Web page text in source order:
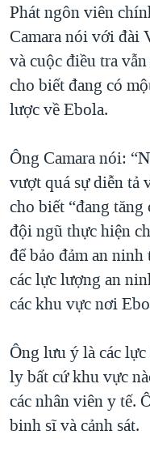
Phát ngôn viên
Camara nói với đài
và cuộc điều tra
cho biết đang có
lược về Ebola.
Ông Camara nói:
vượt quá sự diễn tả
cho biết “đang
đội ngũ thực hiện
để bảo đảm an
các lực lượng an
các khu vực nơi
Ông lưu ý là các
ly bất cứ khu vực
các nhân viên y tế.
binh sĩ và cảnh sát.